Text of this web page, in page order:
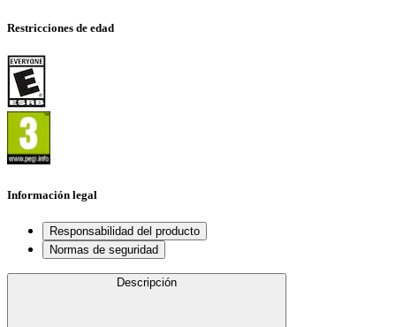
Restricciones de edad
Información legal
Responsabilidad del producto
Normas de seguridad
Descripción